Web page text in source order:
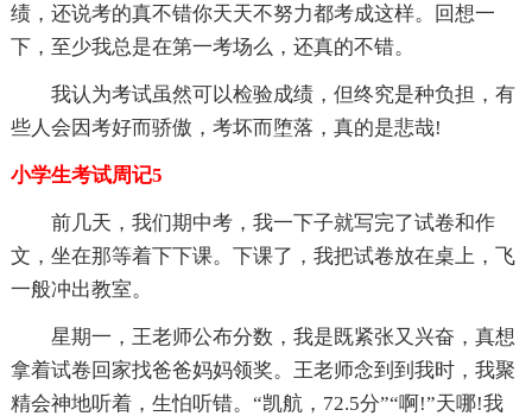
绩，还说考的真不错你天天不努力都考成这样。回想一
下，至少我总是在第一考场么，还真的不错。
我认为考试虽然可以检验成绩，但终究是种负担，有
些人会因考好而骄傲，考坏而堕落，真的是悲哉!
小学生考试周记5
前几天，我们期中考，我一下子就写完了试卷和作
文，坐在那等着下下课。下课了，我把试卷放在桌上，飞
一般冲出教室。
星期一，王老师公布分数，我是既紧张又兴奋，真想
拿着试卷回家找爸爸妈妈领奖。王老师念到到我时，我聚
精会神地听着，生怕听错。“凯航，72.5分”“啊!”天哪!我